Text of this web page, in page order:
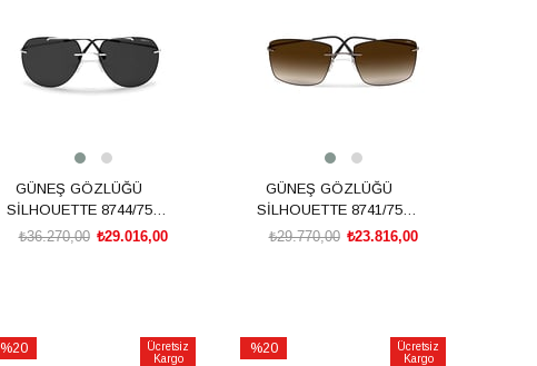
GÜNEŞ GÖZLÜĞÜ
SİLHOUETTE 8744/75
7310 61/15₺29.016,00
₺36.270,00
GÜNEŞ GÖZLÜĞÜ
SİLHOUETTE 8741/75
6040 00/00₺23.816,00
₺29.770,00
%20
Ücretsiz
Kargo
%20
Ücretsiz
Kargo